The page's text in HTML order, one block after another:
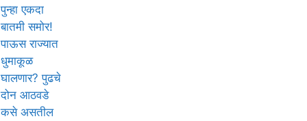
पुन्हा एकदा
बातमी समोर!
पाऊस राज्यात
धुमाकूळ
घालणार? पुढचे
दोन आठवडे
कसे असतील